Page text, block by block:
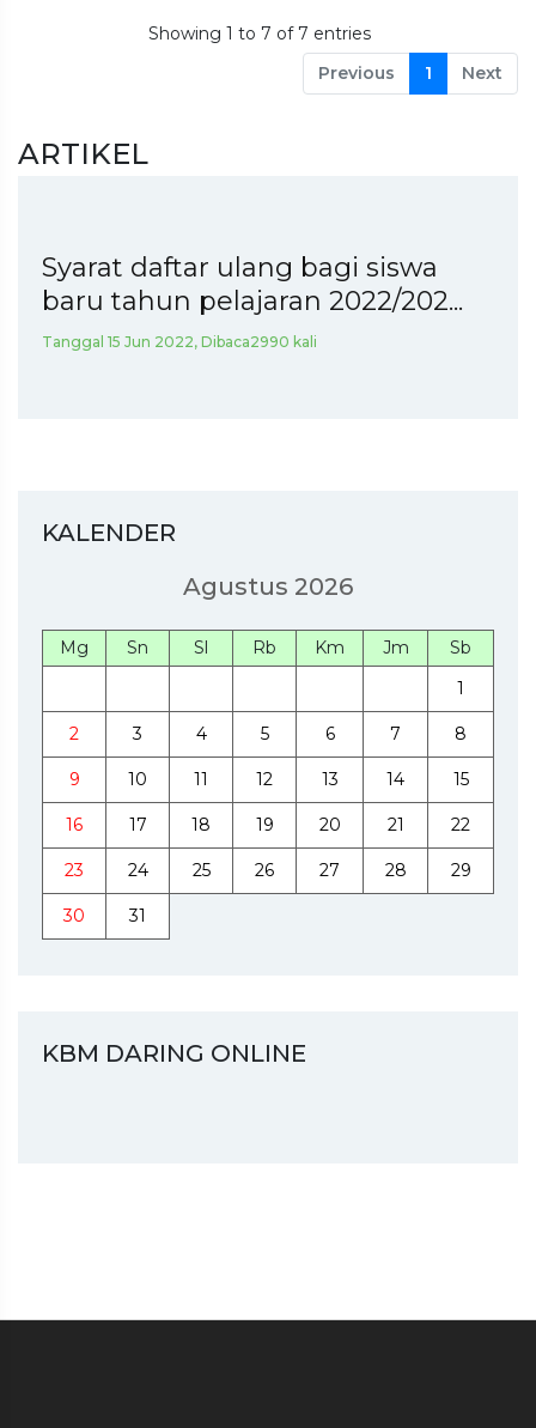
Showing 1 to 7 of 7 entries
Previous
1 Next
ARTIKEL
Syarat daftar ulang bagi siswa
baru tahun pelajaran 2022/202...
Tanggal 15 Jun 2022, Dibaca2990 kali
KALENDER
Agustus 2026
Mg Sn Sl Rb Km Jm
Sb
1
2 3 4 5 6 7 8
9 10 11 12 13 14 15
16 17 18 19 20 21 22
23 24 25 26 27 28 29
30 31
KBM DARING ONLINE